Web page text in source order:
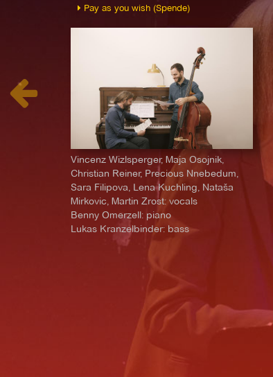
Pay as you wish (Spende)
Vincenz Wizlsperger, Maja Osojnik,
Christian Reiner, Precious Nnebedum,
Sara Filipova, Lena Kuchling, Nataša
Mirkovic, Martin Zrost: vocals
Benny Omerzell: piano
Lukas Kranzelbinder: bass